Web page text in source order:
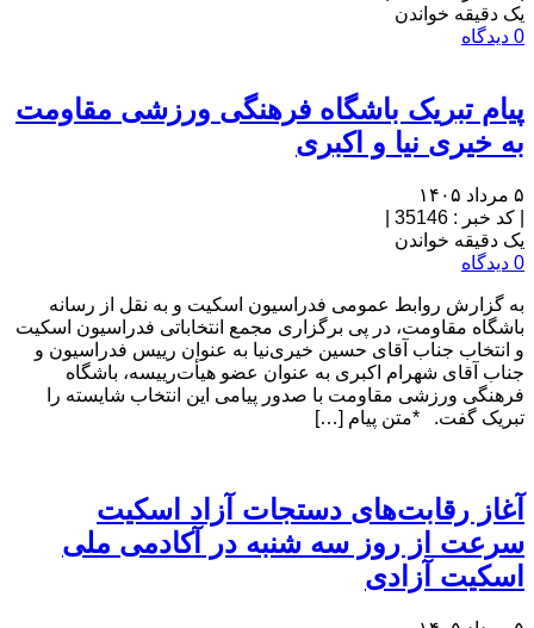
یک دقیقه خواندن
0 دیدگاه
پیام تبریک باشگاه فرهنگی ورزشی مقاومت
به خیری نیا و اکبری
۵ مرداد ۱۴۰۵
کد خبر : 35146
یک دقیقه خواندن
0 دیدگاه
به گزارش روابط عمومی فدراسیون اسکیت و به نقل از رسانه
باشگاه مقاومت، در پی برگزاری مجمع انتخاباتی فدراسیون اسکیت
و انتخاب جناب آقای حسین خیری‌نیا به عنوان رییس فدراسیون و
جناب آقای شهرام اکبری به عنوان عضو هیأت‌رییسه، باشگاه
فرهنگی ورزشی مقاومت با صدور پیامی این انتخاب شایسته را
تبریک گفت. *متن پیام […]
آغاز رقابت‌های دستجات آزاد اسکیت
سرعت از روز سه شنبه در آکادمی ملی
اسکیت آزادی